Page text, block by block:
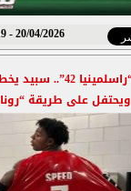
20/04/2026 - 12:19 ص
في ليلة “راسلمينيا
ويحتفل على طريقة